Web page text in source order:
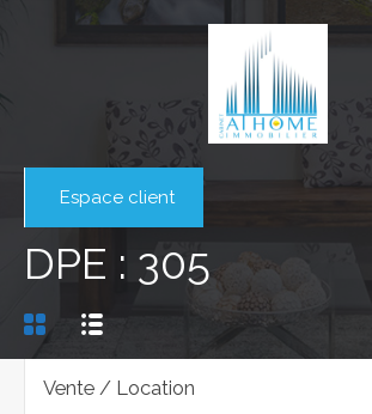
Espace client
DPE : 305
Vente / Location